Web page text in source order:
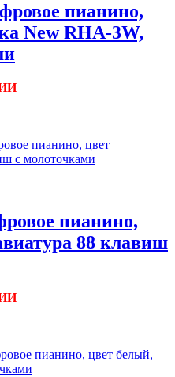
пианино,
New RHA-3W,
пианино,
88 клавиш